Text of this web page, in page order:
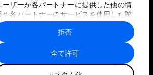
ーザーが各パートナーに提供した他の情
や各パートナーのサービスを使用した際
収集された情報と組み合わされ、各パー
ナーによって使用されることがありま
。
全て許可
拒否
バシーポリシーと利用規約
サイトマップ